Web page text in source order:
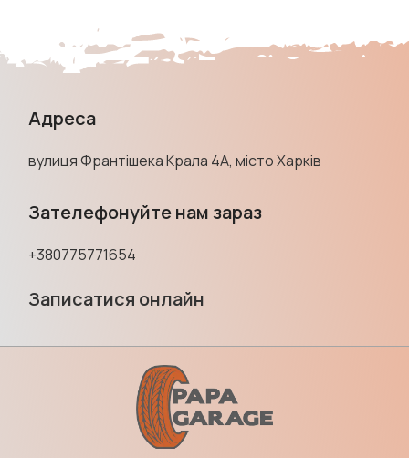
Адреса
вулиця Франтішека Крала 4А, місто Харків
Зателефонуйте нам зараз
+380775771654
Записатися онлайн